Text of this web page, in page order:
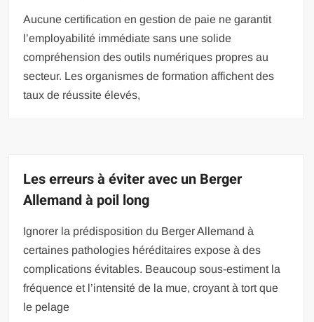
Aucune certification en gestion de paie ne garantit
l’employabilité immédiate sans une solide
compréhension des outils numériques propres au
secteur. Les organismes de formation affichent des
taux de réussite élevés,
Les erreurs à éviter avec un Berger
Allemand à poil long
Ignorer la prédisposition du Berger Allemand à
certaines pathologies héréditaires expose à des
complications évitables. Beaucoup sous-estiment la
fréquence et l’intensité de la mue, croyant à tort que
le pelage